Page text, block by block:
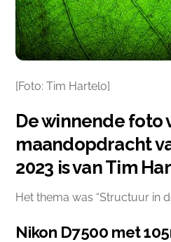
[Foto: Tim Hartelo]
De winnende foto
maandopdracht
2023 is van Tim
Het thema was “Structuur in
Nikon D7500 met